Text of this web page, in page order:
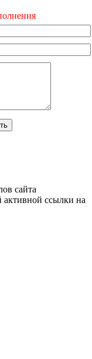
сайта
активной ссылки на